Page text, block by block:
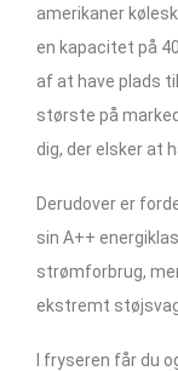
amerikaner
en kapacitet på
af at have plads
største på
dig, der elsker at
Derudover er
sin A++
strømforbrug,
ekstremt
I fryseren får du